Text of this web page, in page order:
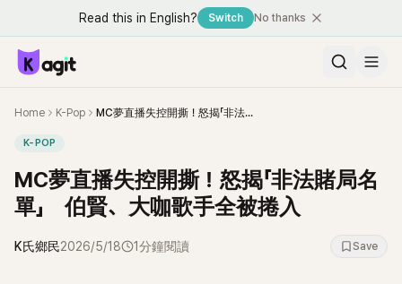
Read this in English? Switch No thanks
Home K-Pop MC夢直播失控開撕！怒揭「非法賭局名單」 伯賢、大咖歌手全被捲入
K-POP
MC夢直播失控開撕！怒揭「非法賭局名
單」 伯賢、大咖歌手全被捲入
K氏鄉民2026/5/18 1分鐘閱讀 Save